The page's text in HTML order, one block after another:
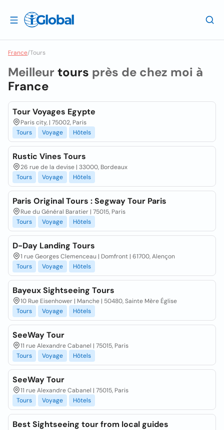
France/Tours
Meilleur tours près de chez moi à
France
Tour Voyages Egypte
Paris city, | 75002, Paris
Tours
Voyage Hôtels
Rustic Vines Tours
26 rue de la devise | 33000, Bordeaux
Tours
Voyage Hôtels
Paris Original Tours : Segway Tour Paris
Rue du Général Baratier | 75015, Paris
Tours
Voyage Hôtels
D-Day Landing Tours
1 rue Georges Clemenceau | Domfront | 61700, Alençon
Tours
Voyage Hôtels
Bayeux Sightseeing Tours
10 Rue Eisenhower | Manche | 50480, Sainte Mère Église
Tours
Voyage Hôtels
SeeWay Tour
11 rue Alexandre Cabanel | 75015, Paris
Tours
Voyage Hôtels
SeeWay Tour
11 rue Alexandre Cabanel | 75015, Paris
Tours
Voyage Hôtels
Best Sightseeing tour from local guides